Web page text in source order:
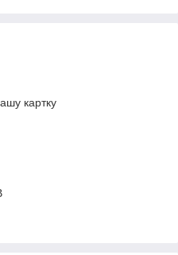
картку